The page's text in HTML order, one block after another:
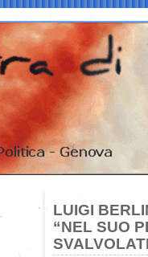
LUIGI
“NEL SUO